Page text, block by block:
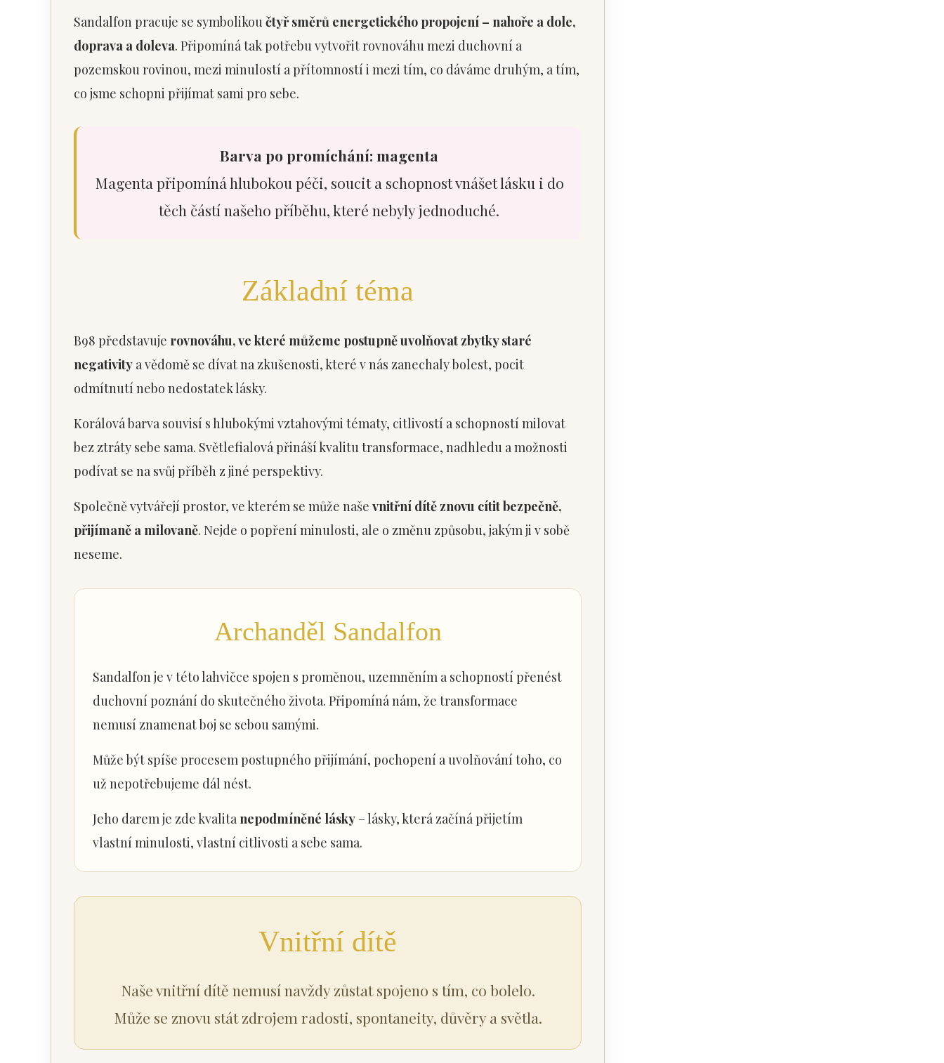
Sandalfon pracuje se symbolikou čtyř směrů energetického propojení – nahoře a dole,
doprava a doleva. Připomíná tak potřebu vytvořit rovnováhu mezi duchovní a
pozemskou rovinou, mezi minulostí a přítomností i mezi tím, co dáváme druhým, a tím,
co jsme schopni přijímat sami pro sebe.
Barva po promíchání: magenta
Magenta připomíná hlubokou péči, soucit a schopnost vnášet lásku i do
těch částí našeho příběhu, které nebyly jednoduché.
Základní téma
B98 představuje rovnováhu, ve které můžeme postupně uvolňovat zbytky staré
negativity a vědomě se dívat na zkušenosti, které v nás zanechaly bolest, pocit
odmítnutí nebo nedostatek lásky.
Korálová barva souvisí s hlubokými vztahovými tématy, citlivostí a schopností milovat
bez ztráty sebe sama. Světlefialová přináší kvalitu transformace, nadhledu a možnosti
podívat se na svůj příběh z jiné perspektivy.
Společně vytvářejí prostor, ve kterém se může naše vnitřní dítě znovu cítit bezpečně,
přijímaně a milovaně. Nejde o popření minulosti, ale o změnu způsobu, jakým ji v sobě
neseme.
Archanděl Sandalfon
Sandalfon je v této lahvičce spojen s proměnou, uzemněním a schopností přenést
duchovní poznání do skutečného života. Připomíná nám, že transformace
nemusí znamenat boj se sebou samými.
Může být spíše procesem postupného přijímání, pochopení a uvolňování toho, co
už nepotřebujeme dál nést.
Jeho darem je zde kvalita nepodmíněné lásky – lásky, která začíná přijetím
vlastní minulosti, vlastní citlivosti a sebe sama.
Vnitřní dítě
Naše vnitřní dítě nemusí navždy zůstat spojeno s tím, co bolelo.
Může se znovu stát zdrojem radosti, spontaneity, důvěry a světla.